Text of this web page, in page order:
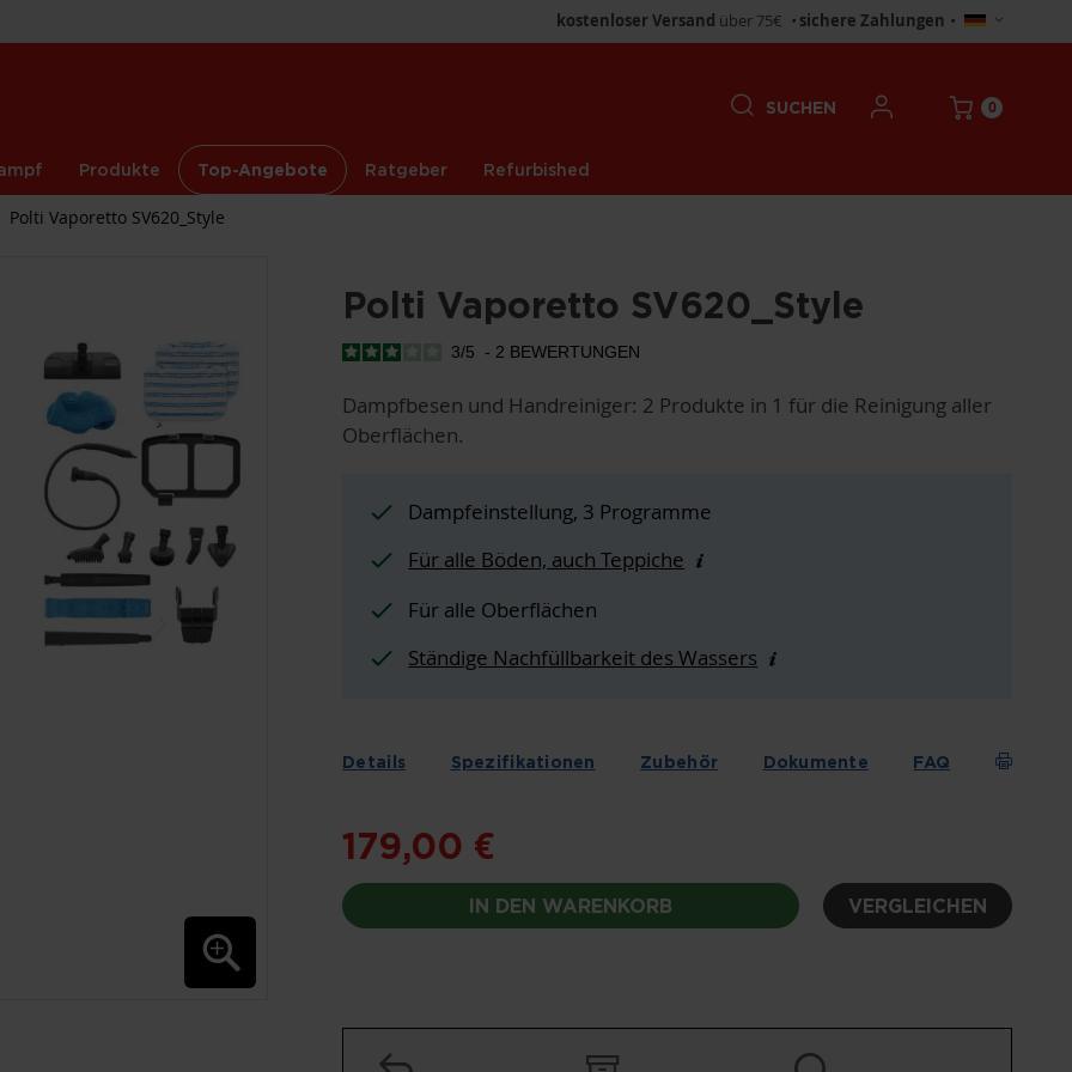
kostenloser Versand über 75€ • sichere Zahlungen • Store
wählen
Produkte Top-Angebote Ratgeber Refurbished
SUCHEN 0
Polti Vaporetto SV620_Style
Polti Vaporetto SV620_Style
3/5 - 2 BEWERTUNGEN
Dampfbesen und Handreiniger: 2 Produkte in 1 für die Reinigung aller
Oberflächen.
Dampfeinstellung, 3 Programme
Für alle Böden, auch Teppiche
Für alle Oberflächen
Ständige Nachfüllbarkeit des Wassers
Details Spezifikationen Zubehör Dokumente FAQ
179,00 €
IN DEN WARENKORB VERGLEICHEN